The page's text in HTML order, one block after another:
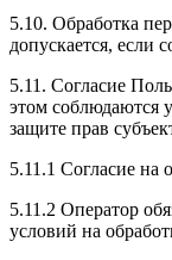
5.10. Обработка
допускается, если
5.11. Согласие
этом соблюдаются
защите прав
5.11.1 Согласие на
5.11.2 Оператор
условий на